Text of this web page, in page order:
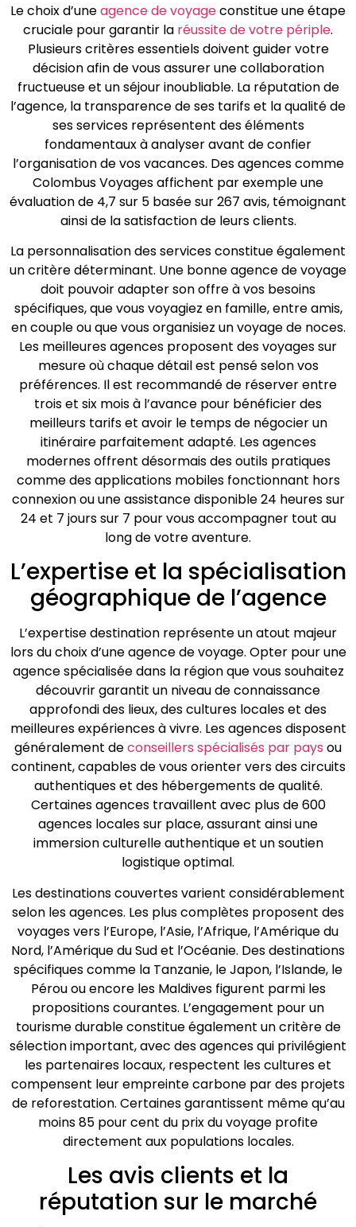
Le choix d’uneagence de voyageconstitue une étape
cruciale pour garantir la réussite de votre périple.
Plusieurs critères essentiels doivent guider votre
décision afin de vous assurer une collaboration
fructueuse et un séjour inoubliable. La réputation de
l’agence, la transparence de ses tarifs et la qualité de
ses services représentent des éléments
fondamentaux à analyser avant de confier
l’organisation de vos vacances. Des agences comme
Colombus Voyages affichent par exemple une
évaluation de 4,7 sur 5 basée sur 267 avis, témoignant
ainsi de la satisfaction de leurs clients.
La personnalisation des services constitue également
un critère déterminant. Une bonne agence de voyage
doit pouvoir adapter son offre à vos besoins
spécifiques, que vous voyagiez en famille, entre amis,
en couple ou que vous organisiez un voyage de noces.
Les meilleures agences proposent des voyages sur
mesure où chaque détail est pensé selon vos
préférences. Il est recommandé de réserver entre
trois et six mois à l’avance pour bénéficier des
meilleurs tarifs et avoir le temps de négocier un
itinéraire parfaitement adapté. Les agences
modernes offrent désormais des outils pratiques
comme des applications mobiles fonctionnant hors
connexion ou une assistance disponible 24 heures sur
24 et 7 jours sur 7 pour vous accompagner tout au
long de votre aventure.
L’expertise et la spécialisation
géographique de l’agence
L’expertise destination représente un atout majeur
lors du choix d’une agence de voyage. Opter pour une
agence spécialisée dans la région que vous souhaitez
découvrir garantit un niveau de connaissance
approfondi des lieux, des cultures locales et des
meilleures expériences à vivre. Les agences disposent
généralement deconseillers spécialisés par pays ou
continent, capables de vous orienter vers des circuits
authentiques et des hébergements de qualité.
Certaines agences travaillent avec plus de 600
agences locales sur place, assurant ainsi une
immersion culturelle authentique et un soutien
logistique optimal.
Les destinations couvertes varient considérablement
selon les agences. Les plus complètes proposent des
voyages vers l’Europe, l’Asie, l’Afrique, l’Amérique du
Nord, l’Amérique du Sud et l’Océanie. Des destinations
spécifiques comme la Tanzanie, le Japon, l’Islande, le
Pérou ou encore les Maldives figurent parmi les
propositions courantes. L’engagement pour un
tourisme durable constitue également un critère de
sélection important, avec des agences qui privilégient
les partenaires locaux, respectent les cultures et
compensent leur empreinte carbone par des projets
de reforestation. Certaines garantissent même qu’au
moins 85 pour cent du prix du voyage profite
directement aux populations locales.
Les avis clients et la
réputation sur le marché